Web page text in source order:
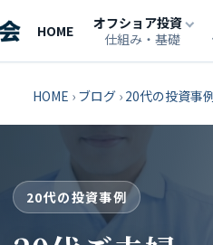
HOME
オフショア投資
仕組み・基礎
HOME › ブログ › 20代の投資事
20代の投資事例